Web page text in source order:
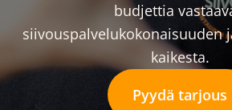
budjettia
siivouspalvelukokonaisuuden
kaikesta.
Pyydä tarjous